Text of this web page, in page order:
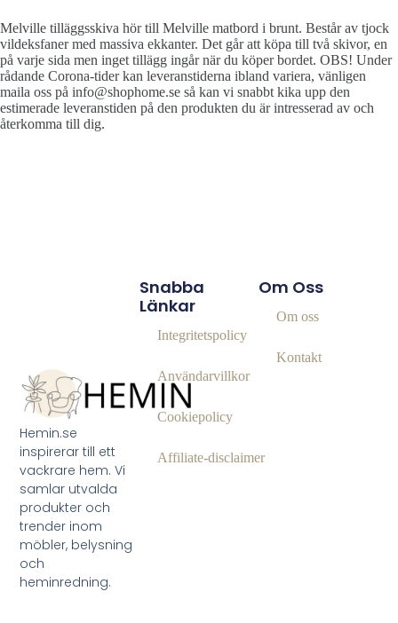
Melville tilläggsskiva hör till Melville matbord i brunt. Består av tjock
vildeksfaner med massiva ekkanter. Det går att köpa till två skivor, en
på varje sida men inget tillägg ingår när du köper bordet. OBS! Under
rådande Corona-tider kan leveranstiderna ibland variera, vänligen
maila oss på info@shophome.se så kan vi snabbt kika upp den
estimerade leveranstiden på den produkten du är intresserad av och
återkomma till dig.
Hemin.se
inspirerar till ett
vackrare hem. Vi
samlar utvalda
produkter och
trender inom
möbler, belysning
och
heminredning.
Om Oss
Om oss
Kontakt
Snabba
Länkar
Integritetspolicy
Användarvillkor
Cookiepolicy
Affiliate‑disclaimer